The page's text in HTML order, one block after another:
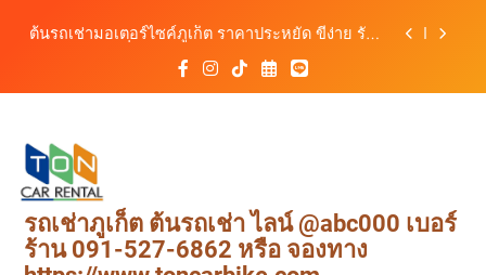
ต้นรถเช่ามอเตอร์ไซค์ภูเก็ต ราคาประหยัด ขี่ง่าย รับ
เช่ารถมอเตอร์ไซค์ภูเก็ต กับต้นรถเช่า เดินทาง
สะดวก ราคาประหยัด เริ่มต้นเพียง 150 บาท/วัน
รถ ตอบโจทย์ทุกการเดินทางในภูเก็ต
เช่ารถไฟฟ้าร้านต้นรถเช่า ทางเลือกใหม่ของการ
เที่ยวภูเก็ต ขับเงียบ ประหยัด และทันสมัย
ต้นรถเช่ามอเตอร์ไซค์ภูเก็ต ราคาประหยัด ขี่ง่าย รับ
รถสะดวก 24 ชั่วโมง
รถเช่าภูเก็ต ต้นรถเช่า ไลน์ @abc000 เบอร์
ร้าน 091-527-6862 หรือ จองทาง